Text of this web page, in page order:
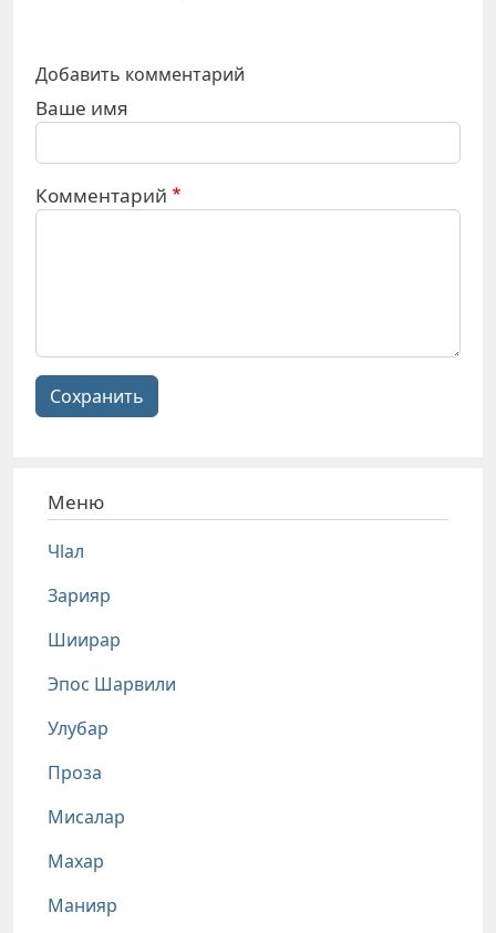
Добавить комментарий
Ваше имя
Комментарий
Сохранить
Меню
Чlал
Зарияр
Шиирар
Эпос Шарвили
Улубар
Проза
Мисалар
Махар
Манияр